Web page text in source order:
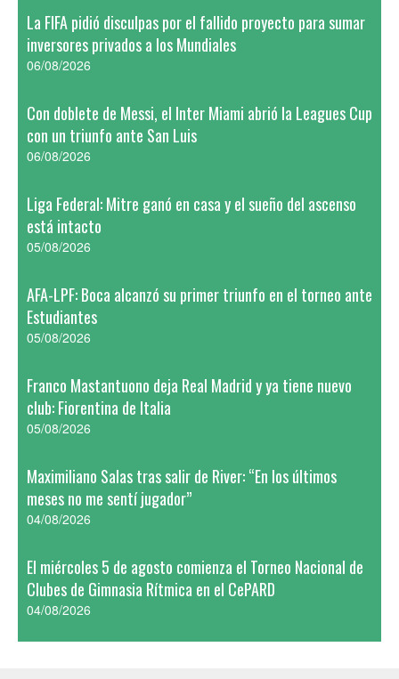
La FIFA pidió disculpas por el fallido proyecto para sumar
inversores privados a los Mundiales
06/08/2026
Con doblete de Messi, el Inter Miami abrió la Leagues Cup
con un triunfo ante San Luis
06/08/2026
Liga Federal: Mitre ganó en casa y el sueño del ascenso
está intacto
05/08/2026
AFA-LPF: Boca alcanzó su primer triunfo en el torneo ante
Estudiantes
05/08/2026
Franco Mastantuono deja Real Madrid y ya tiene nuevo
club: Fiorentina de Italia
05/08/2026
Maximiliano Salas tras salir de River: “En los últimos
meses no me sentí jugador”
04/08/2026
El miércoles 5 de agosto comienza el Torneo Nacional de
Clubes de Gimnasia Rítmica en el CePARD
04/08/2026